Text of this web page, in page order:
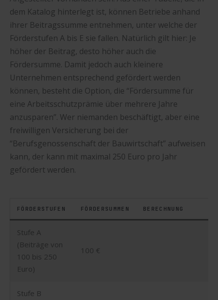
dem Katalog hinterlegt ist, können Betriebe anhand
ihrer Beitragssumme entnehmen, unter welche der
Förderstufen A bis E sie fallen. Natürlich gilt hier: Je
höher der Beitrag, desto höher auch die
Fördersumme. Damit jedoch auch kleinere
Unternehmen entsprechend gefördert werden
können, besteht die Option, die “Fördersumme für
eine Arbeitsschutzprämie über mehrere Jahre
anzusparen”. Wer niemanden beschäftigt, aber eine
freiwilligen Versicherung bei der
“Berufsgenossenschaft der Bauwirtschaft” aufweisen
kann, der kann mit maximal 250 Euro pro Jahr
gefördert werden.
FÖRDERSTUFEN FÖRDERSUMMEN BERECHNUNG
Stufe A
(Beiträge von
100 bis 250
Euro)
100 €
Stufe B